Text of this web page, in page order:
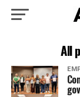
HOMEAll